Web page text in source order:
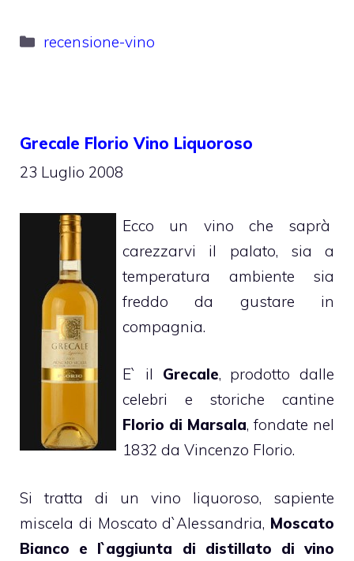
Categorie
recensione-vino
Grecale Florio Vino Liquoroso
23 Luglio 2008
Ecco un vino che saprà
carezzarvi il palato, sia a
temperatura ambiente sia
freddo da gustare in
compagnia.
E` il Grecale, prodotto dalle
celebri e storiche cantine
Florio di Marsala, fondate nel
1832 da Vincenzo Florio.
Si tratta di un vino liquoroso, sapiente
miscela di Moscato d`Alessandria, Moscato
Bianco e l`aggiunta di distillato di vino